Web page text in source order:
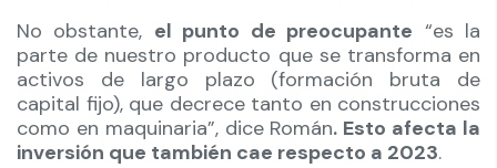
No obstante, el punto de preocupante “es la
parte de nuestro producto que se transforma en
activos de largo plazo (formación bruta de
capital fijo), que decrece tanto en construcciones
como en maquinaria”, dice Román. Esto afecta la
inversión que también cae respecto a 2023.